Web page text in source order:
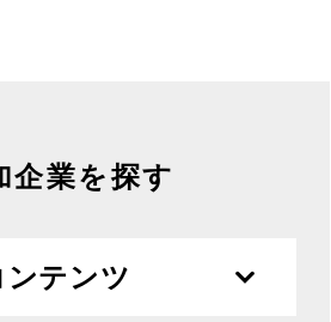
企業を探す
テンツ